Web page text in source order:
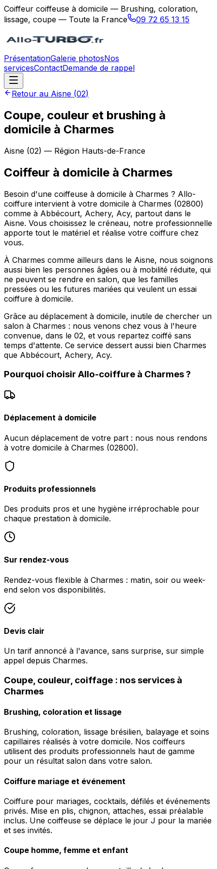
Coiffeur coiffeuse à domicile — Brushing, coloration,
lissage, coupe — Toute la France
09 72 65 13 15
PrésentationGalerie photosNos
servicesContactDemande de rappel
Retour au Aisne (02)
Coupe, couleur et brushing à
domicile à Charmes
Aisne (02) — Région Hauts-de-France
Coiffeur à domicile à Charmes
Besoin d'une coiffeuse à domicile à Charmes ? Allo-
coiffure intervient à votre domicile à Charmes (02800)
comme à Abbécourt, Achery, Acy, partout dans le
Aisne. Vous choisissez le créneau, notre professionnelle
apporte tout le matériel et réalise votre coiffure chez
vous.
À Charmes comme ailleurs dans le Aisne, nous soignons
aussi bien les personnes âgées ou à mobilité réduite, qui
ne peuvent se rendre en salon, que les familles
pressées ou les futures mariées qui veulent un essai
coiffure à domicile.
Grâce au déplacement à domicile, inutile de chercher un
salon à Charmes : nous venons chez vous à l'heure
convenue, dans le 02, et vous repartez coiffé sans
temps d'attente. Ce service dessert aussi bien Charmes
que Abbécourt, Achery, Acy.
Pourquoi choisir Allo-coiffure à Charmes?
Déplacement à domicile
Aucun déplacement de votre part : nous nous rendons
à votre domicile à Charmes (02800).
Produits professionnels
Des produits pros et une hygiène irréprochable pour
chaque prestation à domicile.
Sur rendez-vous
Rendez-vous flexible à Charmes : matin, soir ou week-
end selon vos disponibilités.
Devis clair
Un tarif annoncé à l'avance, sans surprise, sur simple
appel depuis Charmes.
Coupe, couleur, coiffage : nos services à
Charmes
Brushing, coloration et lissage
Brushing, coloration, lissage brésilien, balayage et soins
capillaires réalisés à votre domicile. Nos coiffeurs
utilisent des produits professionnels haut de gamme
pour un résultat salon dans votre salon.
Coiffure mariage et événement
Coiffure pour mariages, cocktails, défilés et événements
privés. Mise en plis, chignon, attaches, essai préalable
inclus. Une coiffeuse se déplace le jour J pour la mariée
et ses invités.
Coupe homme, femme et enfant